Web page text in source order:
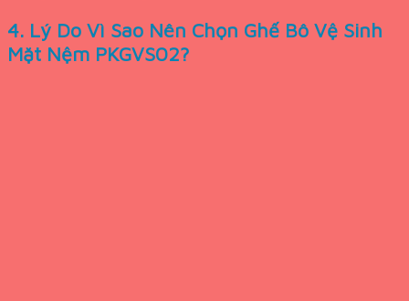
4. Lý Do Vì Sao Nên Chọn Ghế Bô Vệ Sinh
Mặt Nệm PKGVS02?